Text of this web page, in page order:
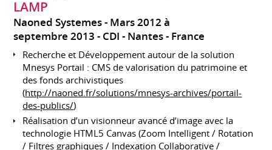
LAMP
Naoned Systemes
Mars 2012 à
septembre 2013 CDI Nantes France
Recherche et Développement autour de la solution
Mnesys Portail : CMS de valorisation du patrimoine et
des fonds archivistiques
(http://naoned.fr/solutions/mnesys-archives/portail-
des-publics/)
Réalisation d’un visionneur avancé d’image avec la
technologie HTML5 Canvas (Zoom Intelligent / Rotation
/ Filtres graphiques / Indexation Collaborative /